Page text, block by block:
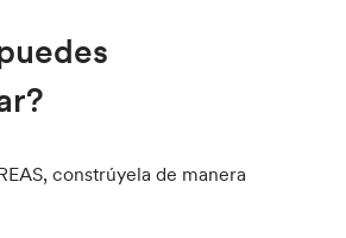
constrúyela de manera